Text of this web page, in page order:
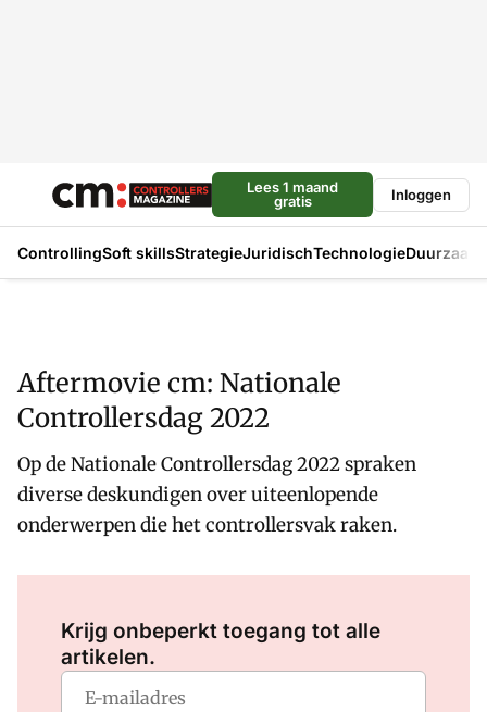
Lees 1 maand
gratis
Inloggen
ControllingSoft skillsStrategieJuridischTechnologie
Aftermovie cm: Nationale
Controllersdag 2022
Op de Nationale Controllersdag 2022 spraken
diverse deskundigen over uiteenlopende
onderwerpen die het controllersvak raken.
Krijg onbeperkt toegang tot alle
artikelen.